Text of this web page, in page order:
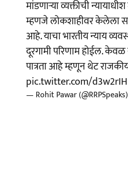
मांडणाऱ्या व्यक्तीची
म्हणजे लोकशाहीवर केलेला
आहे. याचा भारतीय न्याय
दूरगामी परिणाम होईल. केवळ
पात्रता आहे म्हणून थेट
pic.twitter.com/
— Rohit Pawar (@RRPSpeaks)